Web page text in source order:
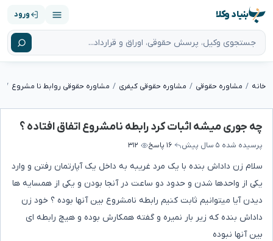
بنیاد وکلا ورود
خانه مشاوره حقوقی مشاوره حقوقی کیفری مشاوره حقوقی روابط نا مشروع
چه جوری میشه اثبات کرد رابطه نامشروع اتفاق افتاده ؟
پرسیده شده ۵ سال پیش ۱۶ پاسخ ۳۱۲
سلام زن داداش بنده با یک مرد غریبه به داخل یک آپارتمان رفتن و وارد
یکی از واحدها شدن و حدود دو ساعت در آنجا بودن و یکی از همسایه ها
دیدن آیا میتوانیم ثابت کنیم رابطه نامشروع بین آنها بوده ؟ خود زن
داداش بنده که زیر بار نمیره و گفته همکارش بوده و هیچ رابطه ای
بین آنها نبوده